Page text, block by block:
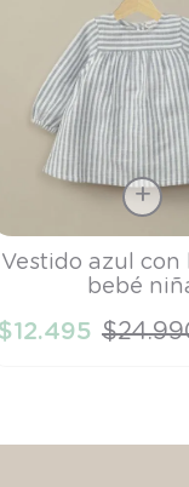
Talla
AÑADIR AL
Vestido azul con
bebé
12.495 $24.